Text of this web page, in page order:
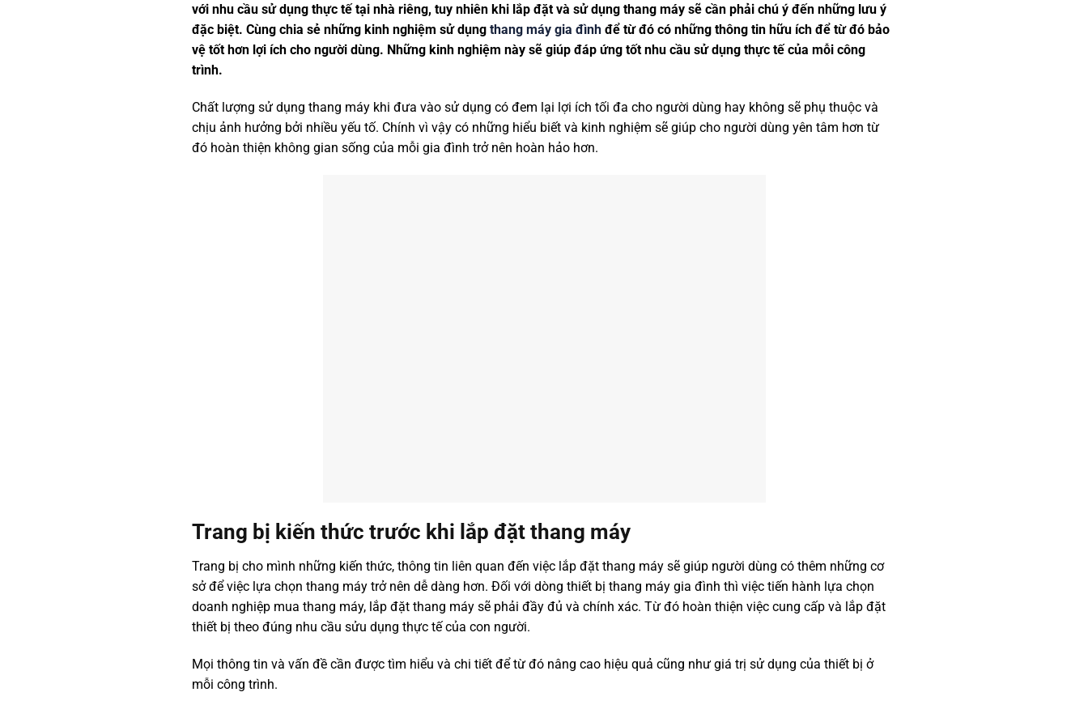
với nhu cầu sử dụng thực tế tại nhà riêng, tuy nhiên khi lắp đặt và sử dụng thang máy sẽ cần phải chú ý đến những lưu ý
đặc biệt. Cùng chia sẻ những kinh nghiệm sử dụng thang máy gia đình để từ đó có những thông tin hữu ích để từ đó bảo
vệ tốt hơn lợi ích cho người dùng. Những kinh nghiệm này sẽ giúp đáp ứng tốt nhu cầu sử dụng thực tế của mỗi công
trình.
Chất lượng sử dụng thang máy khi đưa vào sử dụng có đem lại lợi ích tối đa cho người dùng hay không sẽ phụ thuộc và
chịu ảnh hưởng bởi nhiều yếu tố. Chính vì vậy có những hiểu biết và kinh nghiệm sẽ giúp cho người dùng yên tâm hơn từ
đó hoàn thiện không gian sống của mỗi gia đình trở nên hoàn hảo hơn.
Trang bị kiến thức trước khi lắp đặt thang máy
Trang bị cho mình những kiến thức, thông tin liên quan đến việc lắp đặt thang máy sẽ giúp người dùng có thêm những cơ
sở để việc lựa chọn thang máy trở nên dễ dàng hơn. Đối với dòng thiết bị thang máy gia đình thì việc tiến hành lựa chọn
doanh nghiệp mua thang máy, lắp đặt thang máy sẽ phải đầy đủ và chính xác. Từ đó hoàn thiện việc cung cấp và lắp đặt
thiết bị theo đúng nhu cầu sửu dụng thực tế của con người.
Mọi thông tin và vấn đề cần được tìm hiểu và chi tiết để từ đó nâng cao hiệu quả cũng như giá trị sử dụng của thiết bị ở
mỗi công trình.